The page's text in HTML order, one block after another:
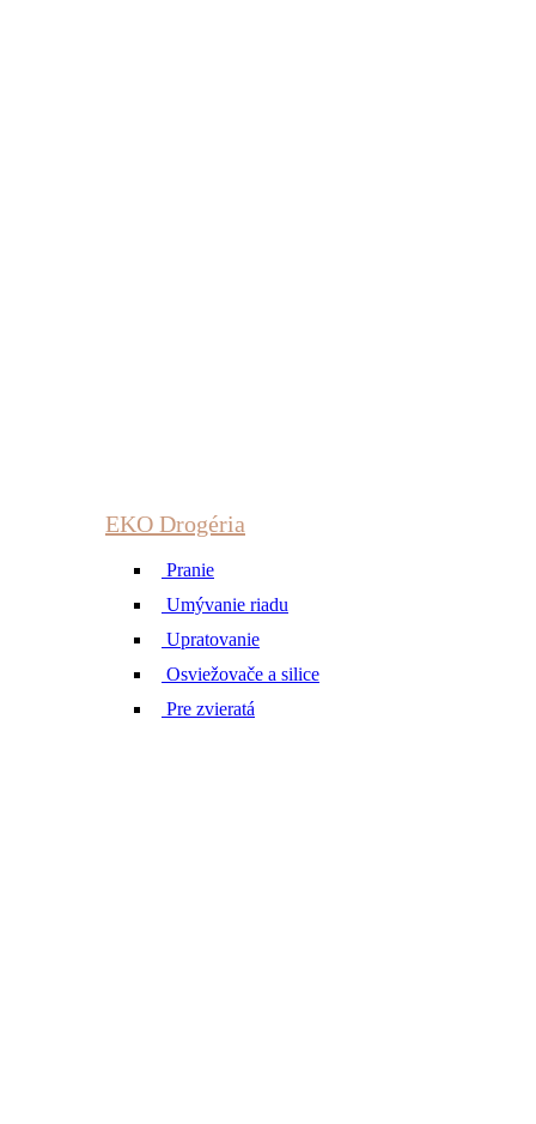
EKO Drogéria
Pranie
Umývanie riadu
Upratovanie
Osviežovače a silice
Pre zvieratá